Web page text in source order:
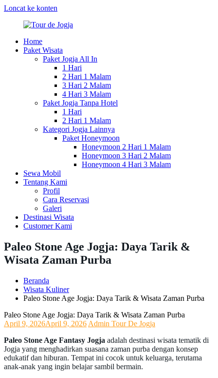
Loncat ke konten
Tour
Paket
Home
Paket Wisata
Paket Jogja All In
1 Hari
2 Hari 1 Malam
3 Hari 2 Malam
4 Hari 3 Malam
Paket Jogja Tanpa Hotel
1 Hari
2 Hari 1 Malam
Kategori Jogja Lainnya
Paket Honeymoon
Honeymoon 2 Hari 1 Malam
Honeymoon 3 Hari 2 Malam
Honeymoon 4 Hari 3 Malam
Sewa Mobil
Tentang Kami
Profil
Cara Reservasi
Galeri
Destinasi Wisata
Customer Kami
Paleo Stone Age Jogja: Daya Tarik &
Wisata Zaman Purba
Beranda
Wisata Kuliner
Paleo Stone Age Jogja: Daya Tarik & Wisata Zaman Purba
Paleo Stone Age Jogja: Daya Tarik & Wisata Zaman Purba
April 9, 2026April 9, 2026 Admin Tour De Jogja
Paleo Stone Age Fantasy Jogja adalah destinasi wisata tematik di
Jogja yang menghadirkan suasana zaman purba dengan konsep
edukatif dan hiburan. Tempat ini cocok untuk keluarga, terutama
anak-anak yang ingin belajar sambil bermain.